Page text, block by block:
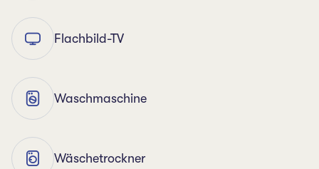
Flachbild-TV
Waschmaschine
Wäschetrockner